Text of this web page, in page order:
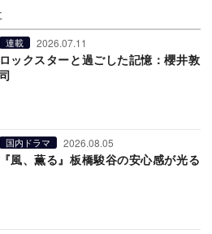
連載 2026.07.11
ロックスターと過ごした記憶：櫻井敦
司
国内ドラマ 2026.08.05
『風、薫る』板橋駿谷の安心感が光る